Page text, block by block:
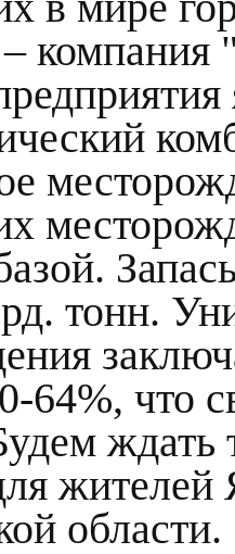
–
тонн.
64%, что
жителей
области.